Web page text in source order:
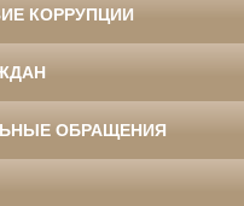
КОРРУПЦИИ
ОБРАЩЕНИЯ